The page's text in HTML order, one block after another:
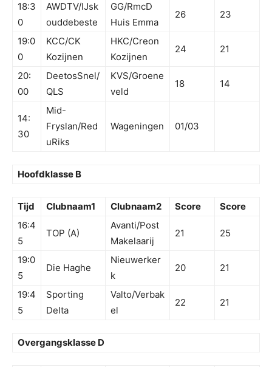
18:3
0
AWDTV/IJsk
ouddebeste
GG/RmcD
Huis Emma
26 23
19:0
0
KCC/CK
Kozijnen
HKC/Creon
Kozijnen
24 21
20:
00
DeetosSnel/
QLS
KVS/Groene
veld
18 14
14:
30
Mid-
Fryslan/Red
uRiks
Wageningen 01/03
Hoofdklasse B
Tijd Clubnaam1 Clubnaam2 Score
Score
16:4
5
TOP (A)
Avanti/Post
Makelaarij
21 25
19:0
5
Die Haghe
Nieuwerker
k
20 21
19:4
5
Sporting
Delta
Valto/Verbak
el
22 21
Overgangsklasse D